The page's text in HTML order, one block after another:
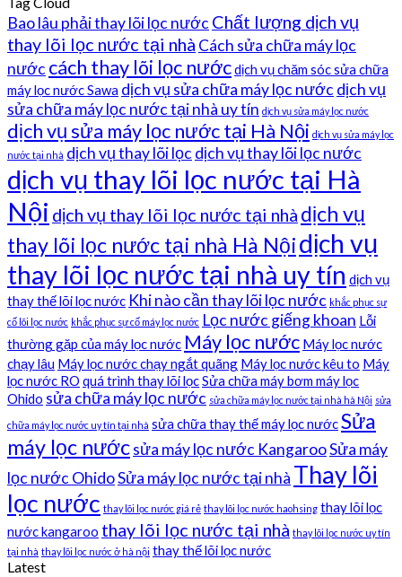
Bao lâu phải thay lõi lọc nước Chất lượng dịch vụ
thay lõi lọc nước tại nhà Cách sửa chữa máy lọc
nước cách thay lõi lọc nướcdịch vụ chăm sóc sửa chữa
máy lọc nước Sawa dịch vụ sửa chữa máy lọc nước dịch vụ
sửa chữa máy lọc nước tại nhà uy tín dịch vụ sửa máy lọc nước
dịch vụ sửa máy lọc nước tại Hà Nội dịch vụ sửa máy lọc
nước tại nhà dịch vụ thay lõi lọc dịch vụ thay lõi lọc nước
dịch vụ thay lõi lọc nước tại Hà
Nội dịch vụ thay lõi lọc nước tại nhà dịch vụ
thay lõi lọc nước tại nhà Hà Nộidịch vụ
thay lõi lọc nước tại nhà uy tín dịch vụ
thay thế lõi lọc nước Khi nào cần thay lõi lọc nước khắc phục sự
cố lõi lọc nước khắc phục sự cố máy lọc nước Lọc nước giếng khoan Lỗi
thường gặp của máy lọc nước Máy lọc nước Máy lọc nước
chạy lâu Máy lọc nước chạy ngắt quãng Máy lọc nước kêu to Máy
lọc nước RO quá trình thay lõi lọcSửa chữa máy bơm máy lọc
Ohido sửa chữa máy lọc nước sửa chữa máy lọc nước tại nhà hà Nội sửa
chữa máy lọc nước uy tín tại nhà sửa chữa thay thế máy lọc nướcSửa
máy lọc nướcsửa máy lọc nước KangarooSửa máy
lọc nước OhidoSửa máy lọc nước tại nhà Thay lõi
lọc nước thay lõi lọc nước giá rẻ thay lõi lọc nước haohsing thay lõi lọc
nước kangaroo thay lõi lọc nước tại nhà thay lõi lọc nước uy tín
tại nhà thay lõi lọc nước ở hà nội thay thế lõi lọc nước
Latest